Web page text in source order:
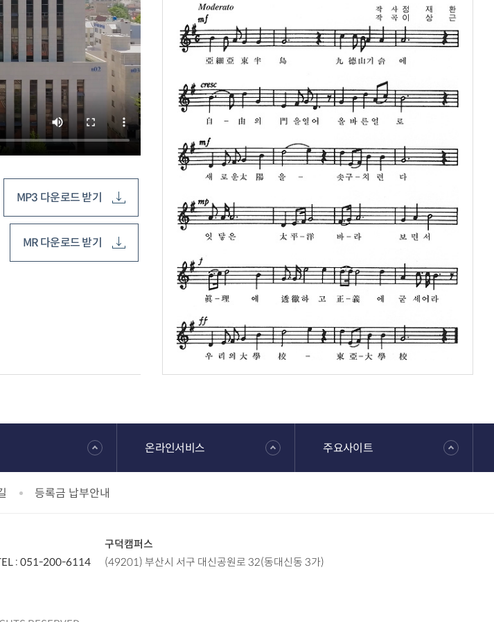
MP3 다운로드 받기
MR 다운로드 받기
등록금 납부안내
온라인서비스 주요사이트
: 051-200-6114
구덕캠퍼스
(49201) 부산시 서구 대신공원로 32(동대신동 3가)